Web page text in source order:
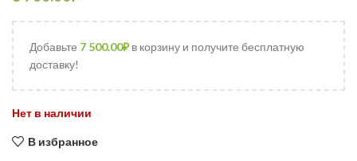
Добавьте 7 500.00₽в корзину и получите бесплатную
доставку!
Нет в наличии
В избранное